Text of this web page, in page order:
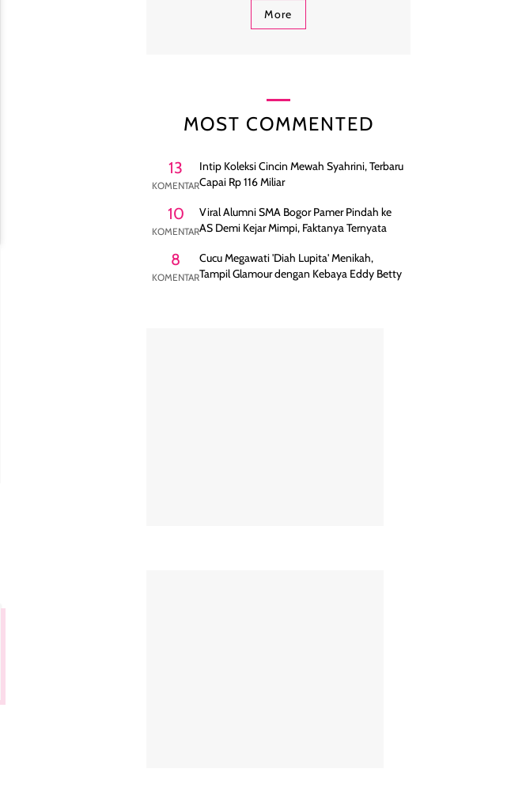
More
MOST COMMENTED
13
KOMENTAR
Intip Koleksi Cincin Mewah Syahrini, Terbaru
Capai Rp 116 Miliar
10
KOMENTAR
Viral Alumni SMA Bogor Pamer Pindah ke
AS Demi Kejar Mimpi, Faktanya Ternyata
8
KOMENTAR
Cucu Megawati 'Diah Lupita' Menikah,
Tampil Glamour dengan Kebaya Eddy Betty